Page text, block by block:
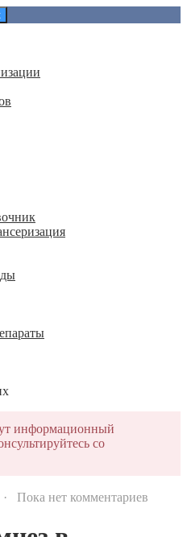
информационный
со
· Пока нет комментариев